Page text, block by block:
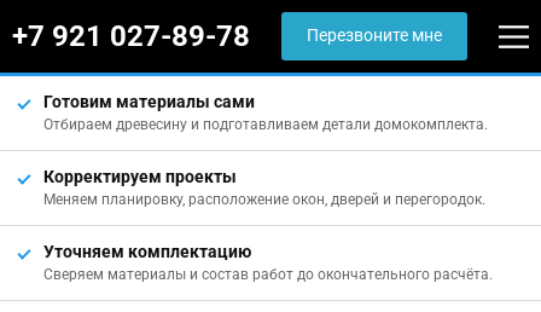
+7 921 027-89-78 Перезвоните мне
Готовим материалы сами
Отбираем древесину и подготавливаем детали домокомплекта.
Корректируем проекты
Меняем планировку, расположение окон, дверей и перегородок.
Уточняем комплектацию
Сверяем материалы и состав работ до окончательного расчёта.